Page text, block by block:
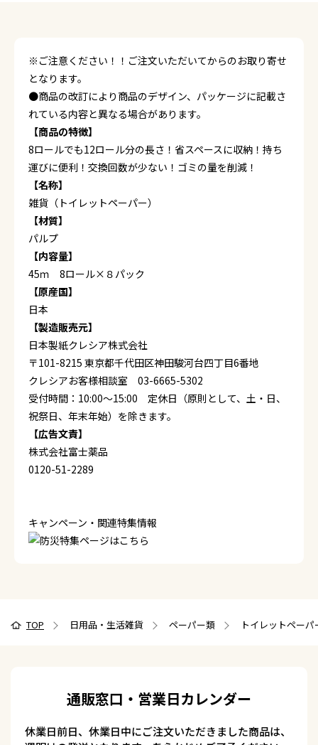
※ご注意ください！！ご注文いただいてからのお取り寄せ
となります。
●商品の改訂により商品のデザイン、パッケージに記載さ
れている内容と異なる場合があります。
【商品の特徴】
8ロールでも12ロール分の長さ！省スペースに収納！持ち
運びに便利！交換回数が少ない！ゴミの量を削減！
【名称】
雑貨（トイレットペーパー）
【材質】
パルプ
【内容量】
45ｍ 8ロール×８パック
【原産国】
日本
【製造販売元】
日本製紙クレシア株式会社
〒101-8215 東京都千代田区神田駿河台四丁目6番地
クレシアお客様相談室 03-6665-5302
受付時間：10:00～15:00 定休日（原則として、土・日、
祝祭日、年末年始）を除きます。
【広告文責】
株式会社富士薬品
0120-51-2289
キャンペーン・関連特集情報
TOP 日用品・生活雑貨 ペーパー類 トイレットペーパ
通販窓口・営業日カレンダー
休業日前日、休業日中にご注文いただきました商品は、